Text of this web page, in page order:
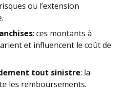
ou l’extension
: ces montants à
et influencent le coût de
tout sinistre: la
les remboursements.